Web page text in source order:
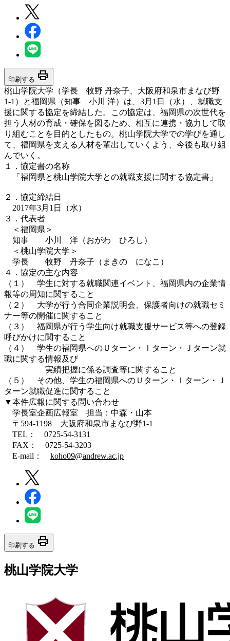
印刷する print
桃山学院大学（学長 牧野 丹奈子、大阪府和泉市まなび野
1-1）と福岡県（知事 小川 洋）は、3月1日（水）、就職支
援に関する協定を締結した。この協定は、福岡県の次世代を
担う人材の育成・確保を図るため、相互に連携・協力して取
り組むことを目的としたもの。桃山学院大学での学びを通し
て、福岡県を支える人材を輩出していくよう、今後も取り組
んでいく。
１．協定書の名称
「福岡県と桃山学院大学との就職支援に関する協定書」
２．協定締結日
2017年3月1日（水）
３．代表者
＜福岡県＞
知事 小川 洋（おがわ ひろし）
＜桃山学院大学＞
学長 牧野 丹奈子（まきの になこ）
４．協定の主な内容
（１） 学生に対する就職関連イベント、福岡県内の企業情
報等の周知に関すること
（２） 大学が行う合同企業説明会、保護者向けの就職セミ
ナー等の開催に関すること
（３） 福岡県が行う学生向け就職支援サービス等への登録
呼びかけに関すること
（４） 学生の福岡県へのＵターン・Ｉターン・Ｊターン就
職に関する情報及び
実績把握に係る調査等に関すること
（５） その他、学生の福岡県へのＵターン・Ｉターン・Ｊ
ターン就職促進に関すること
▼本件広報に関する問い合わせ
学長室企画広報室 担当：中森・山本
〒594-1198 大阪府和泉市まなび野1-1
TEL： 0725-54-3131
FAX： 0725-54-3203
E-mail： koho09@andrew.ac.jp
印刷する print
桃山学院大学